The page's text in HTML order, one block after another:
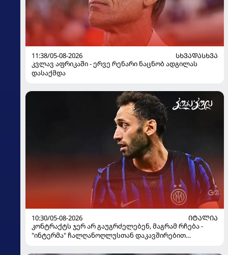
11:38/05-08-2026
ᲡᲮᲕᲐᲓᲐᲡᲮᲕᲐ
კვლავ აფრიკაში - ერვე რენარი ნაცნობ ადგილას
დასაქმდა
10:30/05-08-2026
ᲘᲢᲐᲚᲘᲐ
კონტრაქტს ჯერ არ გაუგრძელებენ, მაგრამ რჩება -
"ინტერმა" ჩალღანოღლუსთან დაკავშირებით